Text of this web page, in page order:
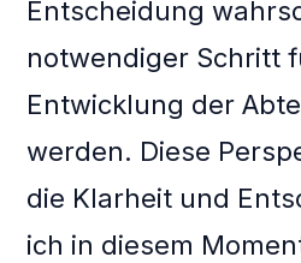
Entscheidung
notwendiger Schritt
Entwicklung der
werden. Diese
die Klarheit und
ich in diesem